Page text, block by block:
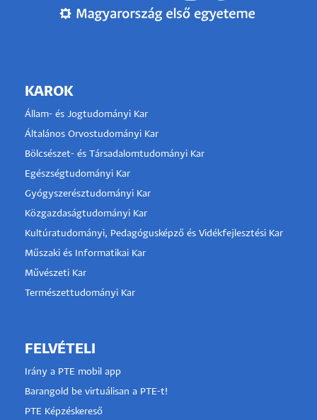
KAROK
Állam- és Jogtudományi Kar
Általános Orvostudományi Kar
Bölcsészet- és Társadalomtudományi Kar
Egészségtudományi Kar
Gyógyszerésztudományi Kar
Közgazdaságtudományi Kar
Kultúratudományi, Pedagógusképző és Vidékfejlesztési Kar
Műszaki és Informatikai Kar
Művészeti Kar
Természettudományi Kar
FELVÉTELI
Irány a PTE mobil app
Barangold be virtuálisan a PTE-t!
PTE Képzéskereső